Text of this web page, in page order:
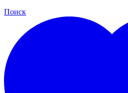
Поиск